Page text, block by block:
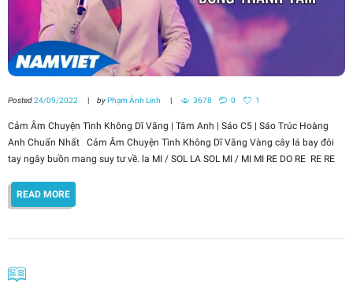
Posted24/09/2022 byPhạm Ánh Linh 3678 0 1
Cảm Âm Chuyện Tình Không Dĩ Vãng | Tâm Anh | Sáo C5 | Sáo Trúc Hoàng
Anh Chuẩn Nhất Cảm Âm Chuyện Tình Không Dĩ Vãng Vàng cây lá bay đôi
tay ngây buồn mang suy tư về. la MI / SOL LA SOL MI / MI MI RE DO RE RE RE
READ MORE